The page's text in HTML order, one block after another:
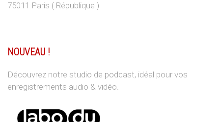
75011 Paris ( République )
NOUVEAU !
Découvrez notre studio de podcast, idéal pour vos
enregistrements audio & vidéo.